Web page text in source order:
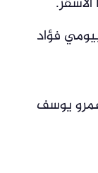
فؤاد
يوسف